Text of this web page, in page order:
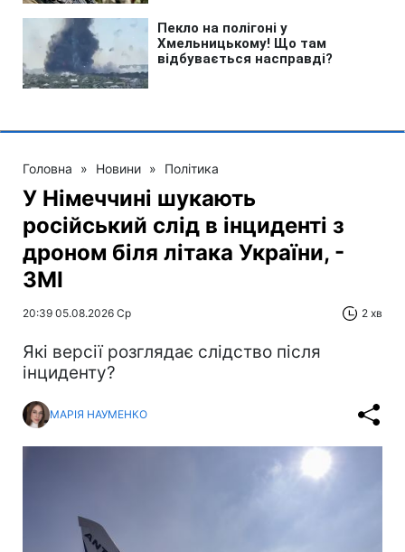
Головна » Новини » Політика
У Німеччині шукають
російський слід в інциденті з
дроном біля літака України, -
ЗМІ
20:39 05.08.2026 Ср 2 хв
Які версії розглядає слідство після
інциденту?
МАРІЯ НАУМЕНКО